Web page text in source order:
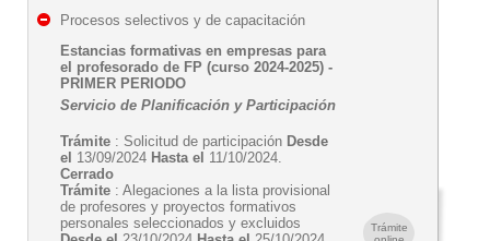
Trámite
Procesos selectivos y de capacitación
Estancias formativas en empresas para
el profesorado de FP (curso 2024-2025) -
PRIMER PERIODO
Servicio de Planificación y Participación
Trámite : Solicitud de participación Desde
el 13/09/2024 Hasta el 11/10/2024.
Cerrado
Trámite : Alegaciones a la lista provisional
de profesores y proyectos formativos
personales seleccionados y excluidos